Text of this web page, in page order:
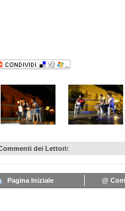
dei Lettori:
Pagina Iniziale
@